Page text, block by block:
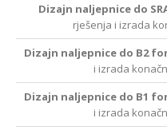
Dizajn naljepnice do
rješenja i izrada
Dizajn naljepnice do B2
i izrada
Dizajn naljepnice do B1
i izrada